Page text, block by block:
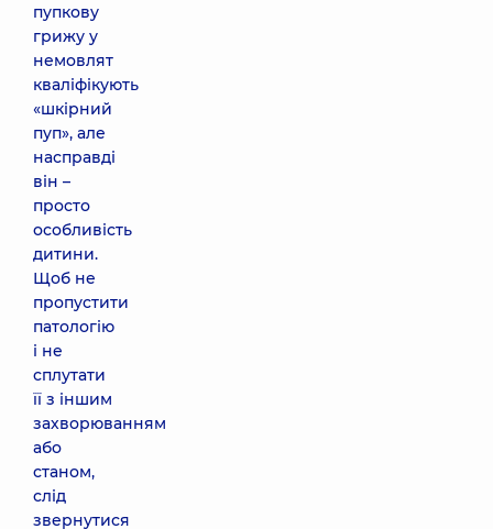
пупкову
грижу у
немовлят
кваліфікують
«шкірний
пуп», але
насправді
він –
просто
особливість
дитини.
Щоб не
пропустити
патологію
і не
сплутати
її з іншим
захворюванням
або
станом,
слід
звернутися